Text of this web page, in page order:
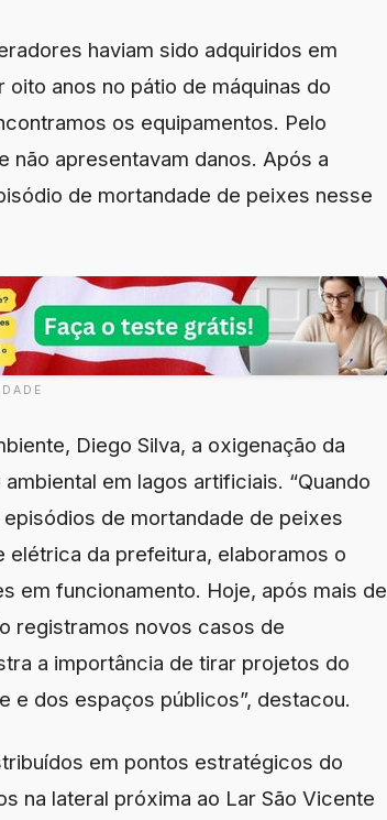
haviam sido adquiridos em
anos no pátio de máquinas do
os equipamentos. Pelo
não apresentavam danos. Após a
de mortandade de peixes nesse
Diego Silva, a oxigenação da
em lagos artificiais. “Quando
de mortandade de peixes
da prefeitura, elaboramos o
em funcionamento. Hoje, após mais de
registramos novos casos de
a importância de tirar projetos do
e dos espaços públicos”, destacou.
em pontos estratégicos do
na lateral próxima ao Lar São Vicente